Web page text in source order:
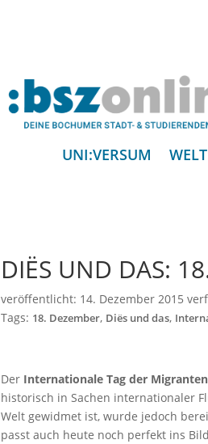
UNI:VERSUM
DIËS UND DAS:
veröffentlicht: 14. Dezember 2015
Tags: 18. Dezember, Diës und das,
Der Internationale Tag der Migranten
historisch in Sachen internationaler
Welt gewidmet ist, wurde jedoch
passt auch heute noch perfekt ins